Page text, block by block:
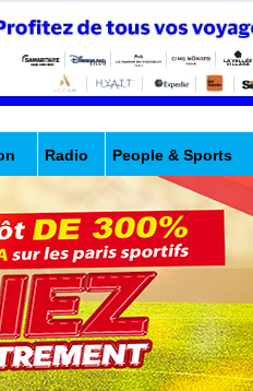
Radio People & Sports